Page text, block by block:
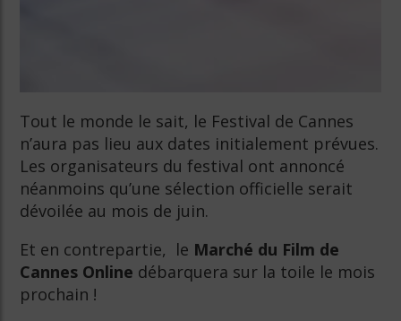
Tout le monde le sait, le Festival de Cannes
n’aura pas lieu aux dates initialement prévues.
Les organisateurs du festival ont annoncé
néanmoins qu’une sélection officielle serait
dévoilée au mois de juin.
Et en contrepartie, le Marché du Film de
Cannes Online débarquera sur la toile le mois
prochain !